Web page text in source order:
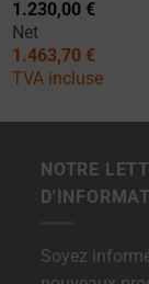
1.230,00 €
Net
1.463,70 €
TVA incluse
NOTRE
Soyez